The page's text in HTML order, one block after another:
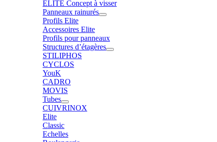
ELITE Concept à visser
Panneaux rainurés
Profils Elite
Accessoires Elite
Profils pour panneaux
Structures d’étagères
STILIPHOS
CYCLOS
YouK
CADRO
MOVIS
Tubes
CUIVRINOX
Elite
Classic
Echelles